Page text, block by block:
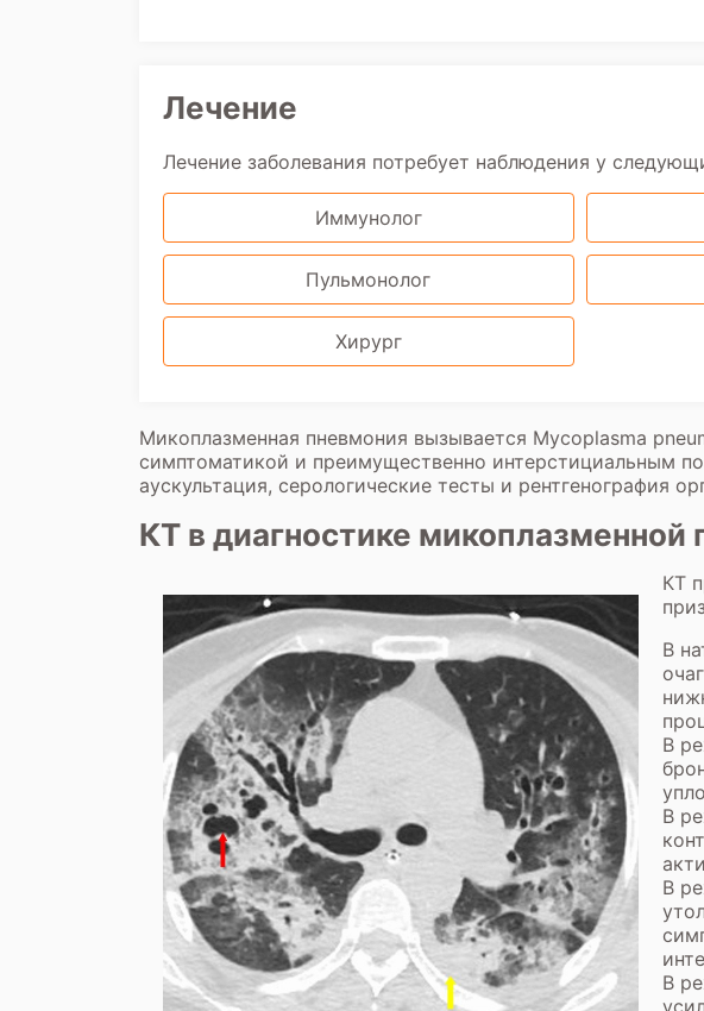
Лечение
Лечение заболевания потребует наблюдения у
Иммунолог
Пульмонолог
Хирург
Микоплазменная пневмония вызывается Mycoplasma
симптоматикой и преимущественно интерстициальным
аускультация, серологические тесты и рентгенография
КТ в диагностике микоплазменной
КТ
В
В
В
В
В